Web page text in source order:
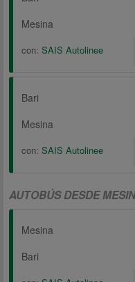
Mesina
con: SAIS Autolinee
Bari
Mesina
con: SAIS Autolinee
AUTOBÚS DESDE
Mesina
Bari